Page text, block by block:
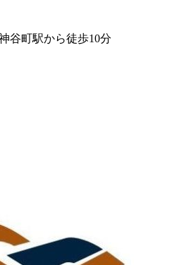
谷町駅から徒歩10分